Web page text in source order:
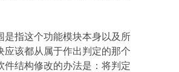
是指这个功能模块本身以及所
该都从属于作出判定的那个
结构修改的办法是：将判定